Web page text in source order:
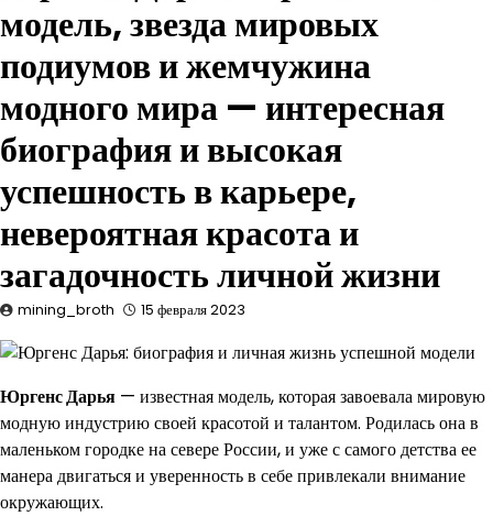
модель, звезда мировых
подиумов и жемчужина
модного мира — интересная
биография и высокая
успешность в карьере,
невероятная красота и
загадочность личной жизни
mining_broth 15 февраля 2023
Юргенс Дарья — известная модель, которая завоевала мировую
модную индустрию своей красотой и талантом. Родилась она в
маленьком городке на севере России, и уже с самого детства ее
манера двигаться и уверенность в себе привлекали внимание
окружающих.